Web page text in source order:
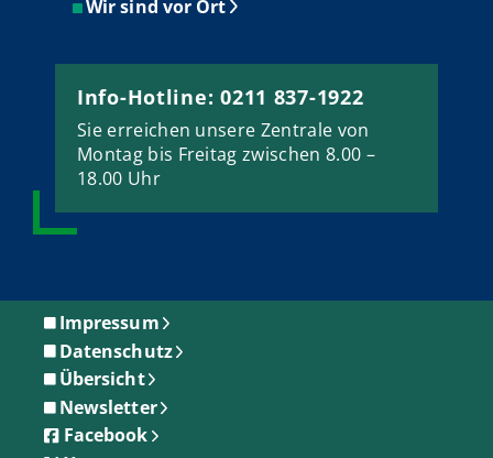
Wir sind vor Ort
Info-Hotline: 0211 837-1922
Sie erreichen unsere Zentrale von
Montag bis Freitag zwischen 8.00 –
18.00 Uhr
Impressum
Datenschutz
Übersicht
Newsletter
Facebook